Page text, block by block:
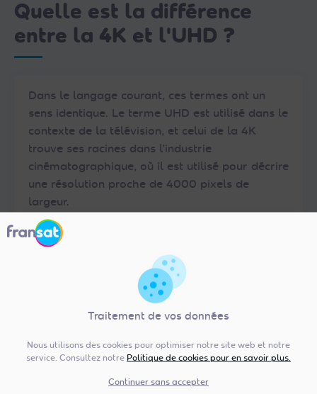
Traitement de vos données
Nous utilisons des cookies pour optimiser notre site web et notre
service. Consultez notre Politique de cookies pour en savoir plus.
Continuer sans accepter
Quelle est la différence
entre la 4K et l'UHD ?
Dans le langage courant, ces termes ont un
sens identique. Le terme UHD est utilisé dans le
contexte de la télévision, et celui de la 4K
trouve ses racines dans l’industrie
cinématographique, où il est utilisé pour décrire
une résolution proche de 4000 pixels de
largeur.
Les deux termes, font référence à une
résolution d’image élevée, mesurant 3840 ×
2160 pixels qui représente un pas significatif
dans la qualité visuelle :